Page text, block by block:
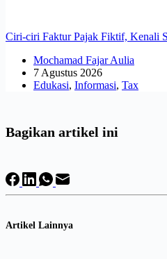
Ciri-ciri Faktur Pajak Fiktif, Kenali
Mochamad Fajar Aulia
7 Agustus 2026
Edukasi, Informasi, Tax
Bagikan artikel ini
Artikel Lainnya